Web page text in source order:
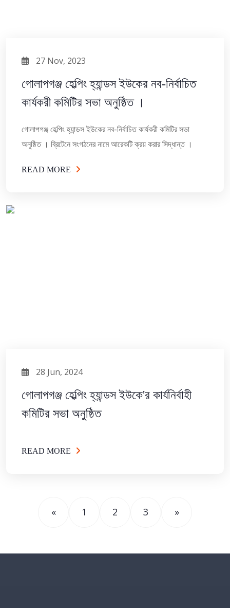
27 Nov, 2023
গোলাপগঞ্জ হেল্পিং হ্যান্ডস ইউকের নব-নির্বাচিত
কার্যকরী কমিটির সভা অনুষ্ঠিত ।
গোলাপগঞ্জ হেল্পিং হ্যান্ডস ইউকের নব-নির্বাচিত কার্যকরী কমিটির সভা
অনুষ্ঠিত । ব্রিটেনে সংগঠনের নামে আরেকটি ক্রয় করার সিদ্ধান্ত ।
READ MORE
28 Jun, 2024
গোলাপগঞ্জ হেল্পিং হ্যান্ডস ইউকে'র কার্যনির্বাহী
কমিটির সভা অনুষ্ঠিত
READ MORE
« 1 2 3 »